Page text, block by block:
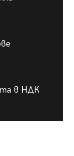
в НДК